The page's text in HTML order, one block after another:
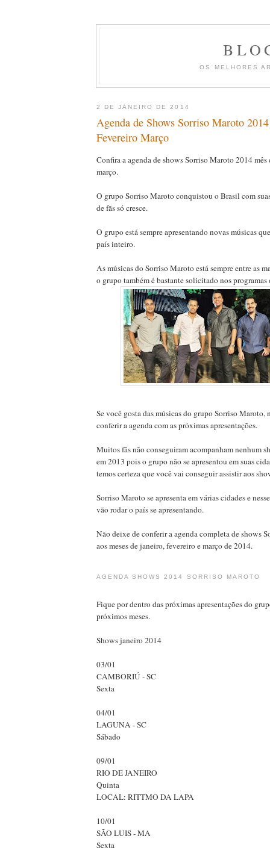
OS MELHORES
2 DE JANEIRO DE 2014
Agenda de Shows Sorriso Maroto
Fevereiro Março
Confira a agenda de shows Sorriso Maroto 2014
março.
O grupo Sorriso Maroto conquistou o Brasil com
de fãs só cresce.
O grupo está sempre apresentando novas músicas
país inteiro.
As músicas do Sorriso Maroto está sempre entre as
o grupo também é bastante solicitado nos programas
Se você gosta das músicas do grupo Sorriso Maroto,
conferir a agenda com as próximas apresentações.
Muitos fãs não conseguiram acompanham nenhum
em 2013 pois o grupo não se apresentou em suas
temos certeza que você vai conseguir assistir aos
Sorriso Maroto se apresenta em várias cidades e
vão rodar o país se apresentando.
Não deixe de conferir a agenda completa de shows
aos meses de janeiro, fevereiro e março de 2014.
AGENDA SHOWS 2014 SORRISO MAROTO
Fique por dentro das próximas apresentações do
próximos meses.
Shows janeiro 2014
03/01
CAMBORIÚ - SC
Sexta
04/01
LAGUNA - SC
Sábado
09/01
RIO DE JANEIRO
Quinta
LOCAL: RITTMO DA LAPA
10/01
SÃO LUIS - MA
Sexta